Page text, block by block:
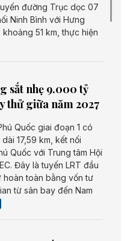
đường Trục dọc 07
Ninh Bình với Hưng
51 km, thực hiện
sắt nhẹ 9.000 tỷ
thử giữa năm 2027
Quốc giai đoạn 1 có
17,59 km, kết nối
Quốc với Trung tâm Hội
Đây là tuyến LRT đầu
hoàn toàn bằng vốn tư
từ sân bay đến Nam